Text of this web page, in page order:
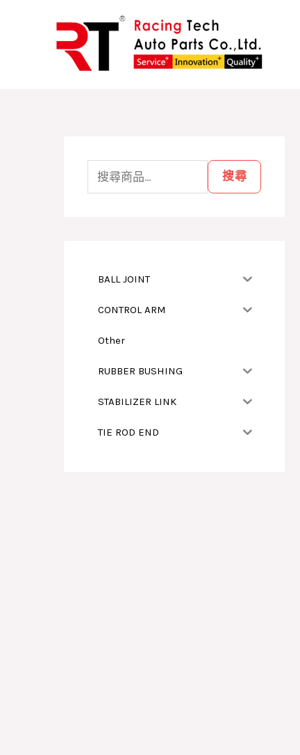
尋
關
搜尋
BALL JOINT
CONTROL ARM
Other
RUBBER BUSHING
STABILIZER LINK
TIE ROD END